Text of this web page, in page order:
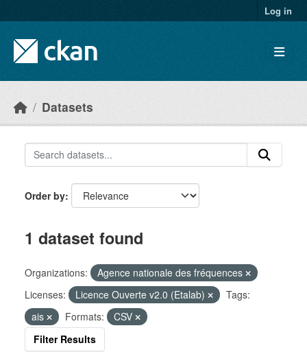
Log in
Datasets
Order by
1 dataset found
Organizations:
Agence nationale des fréquences
Licenses:
Licence Ouverte v2.0 (Etalab)
Tags:
ais
Formats:
CSV
Filter Results